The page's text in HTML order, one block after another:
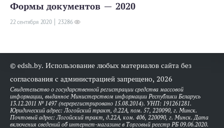
Формы документов — 2020
22 сентября 2020 23286
© edsh.by. Использование любых материалов сайта без
согласования с администрацией запрещено, 2026
Свидетельство о государственной регистрации средства массовой
информации, выданное Министерством информации Республики Беларусь
13.12.2011 № 1497 (перерегистрировано 15.08.2014). УНП: 191261281.
Юридический адрес: Логойский тракт, д.22А, пом. 57, 220090, г. Минск.
Почтовый адрес: Логойский тракт, д.22А, ком. 406, 220090, г. Минск. Дата
включения сведений об интернет-магазине в Торговый реестр РБ 09.06.2020.